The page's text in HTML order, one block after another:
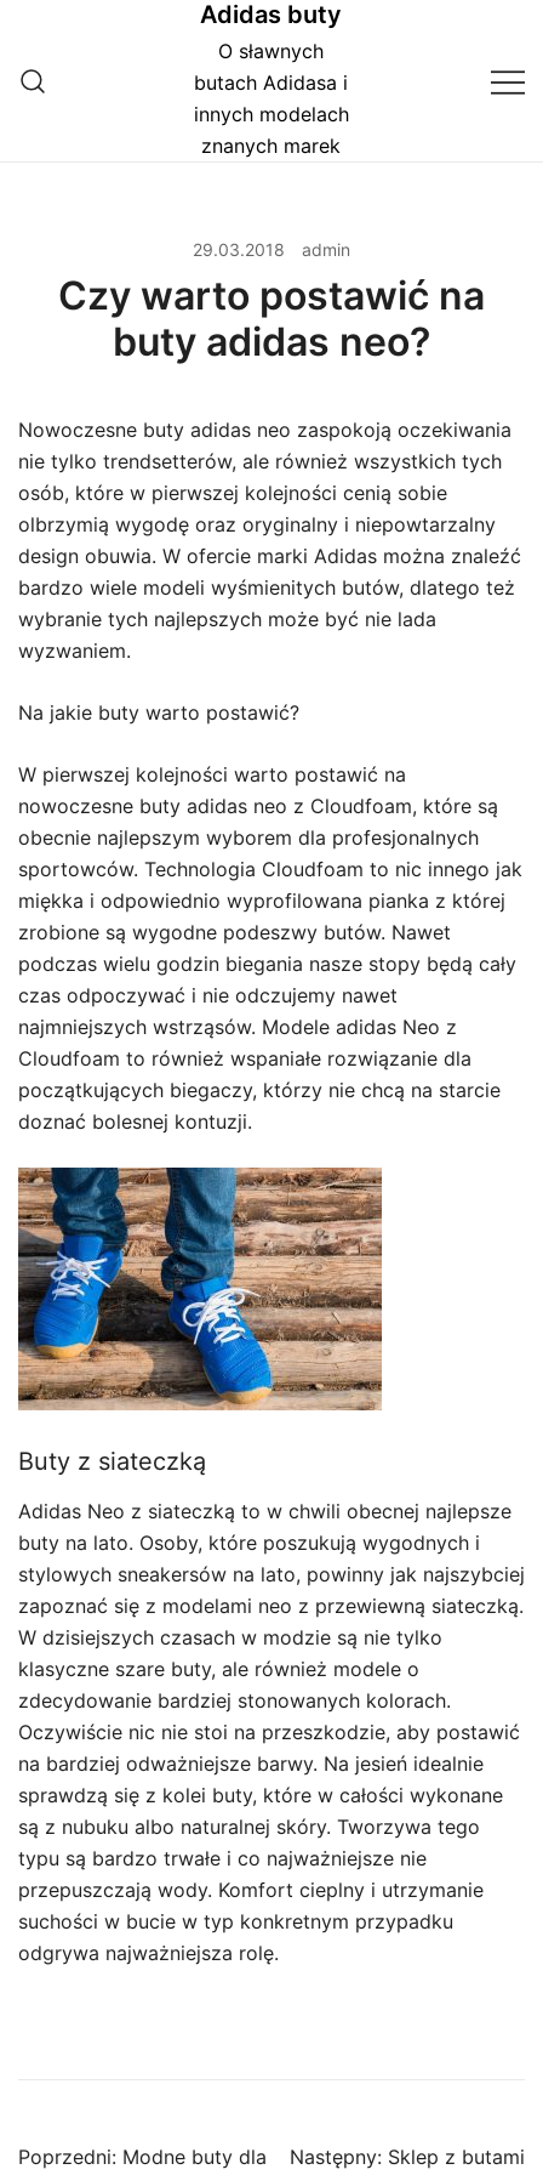
treści
Adidas buty
O sławnych
butach Adidasa i
innych modelach
znanych marek
29.03.2018 admin
Czy warto postawić na
buty adidas neo?
Nowoczesne buty adidas neo zaspokoją oczekiwania
nie tylko trendsetterów, ale również wszystkich tych
osób, które w pierwszej kolejności cenią sobie
olbrzymią wygodę oraz oryginalny i niepowtarzalny
design obuwia. W ofercie marki Adidas można znaleźć
bardzo wiele modeli wyśmienitych butów, dlatego też
wybranie tych najlepszych może być nie lada
wyzwaniem.
Na jakie buty warto postawić?
W pierwszej kolejności warto postawić na
nowoczesne buty adidas neo z Cloudfoam, które są
obecnie najlepszym wyborem dla profesjonalnych
sportowców. Technologia Cloudfoam to nic innego jak
miękka i odpowiednio wyprofilowana pianka z której
zrobione są wygodne podeszwy butów. Nawet
podczas wielu godzin biegania nasze stopy będą cały
czas odpoczywać i nie odczujemy nawet
najmniejszych wstrząsów. Modele adidas Neo z
Cloudfoam to również wspaniałe rozwiązanie dla
początkujących biegaczy, którzy nie chcą na starcie
doznać bolesnej kontuzji.
Buty z siateczką
Adidas Neo z siateczką to w chwili obecnej najlepsze
buty na lato. Osoby, które poszukują wygodnych i
stylowych sneakersów na lato, powinny jak najszybciej
zapoznać się z modelami neo z przewiewną siateczką.
W dzisiejszych czasach w modzie są nie tylko
klasyczne szare buty, ale również modele o
zdecydowanie bardziej stonowanych kolorach.
Oczywiście nic nie stoi na przeszkodzie, aby postawić
na bardziej odważniejsze barwy. Na jesień idealnie
sprawdzą się z kolei buty, które w całości wykonane
są z nubuku albo naturalnej skóry. Tworzywa tego
typu są bardzo trwałe i co najważniejsze nie
przepuszczają wody. Komfort cieplny i utrzymanie
suchości w bucie w typ konkretnym przypadku
odgrywa najważniejsza rolę.
Nawigacja
Poprzedni: Modne buty dla Następny: Sklep z butami